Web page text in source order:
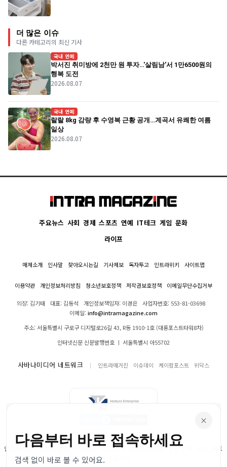
더 많은 이슈
다른 카테고리의 최신 기사
국내 연예
박서진 취미방에 2천만 원 투자…'살림남'서 1만6500원의
행복 도전
2026.08.07
국내 연예
랄랄 8kg 감량 후 수영복 근황 공개…계곡서 유쾌한 여름
일상
2026.08.07
주요뉴스 사회 경제 스포츠 연예 IT테크 게임 문화
라이프
매체소개 인사말 찾아오시는길 기사제보 독자투고 인트라위키 사이트맵
이용약관 개인정보처리방침 청소년보호정책 저작권보호정책 이메일무단수집거부
의장: 김기태 대표: 김동석 개인정보책임자: 이경은
사업자번호: 553-81-03698
이메일:info@intramagazine.com
주소: 서울특별시 구로구 디지털로26길 43, R동 1910-1호 (대륭포스트타워8차)
인터넷신문 신문발행번호 ㅣ 서울특별시 아55702
사바나미디어 네트워크 인트라매거진 이슈데이 케이팝포스트 위닥스
인트라매거진의 모든 콘텐츠(기사)는 저작권법의 보호를 받으며, 무단 전재, 복사, 배포
등을 금합니다.
×
다음부터 바로 접속하세요
검색 없이 바로 볼 수 있어요.